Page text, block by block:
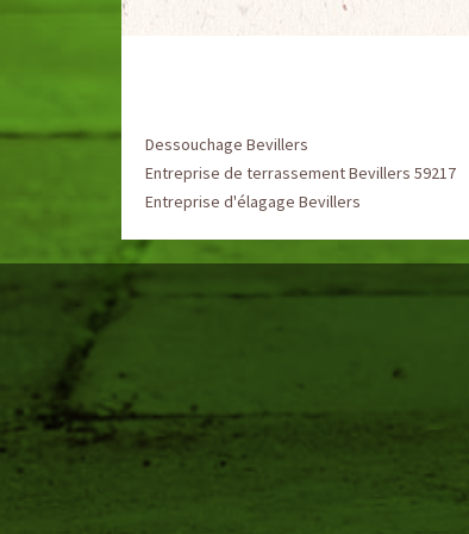
Dessouchage Bevillers
Entreprise de terrassement Bevillers 59217
Entreprise d'élagage Bevillers